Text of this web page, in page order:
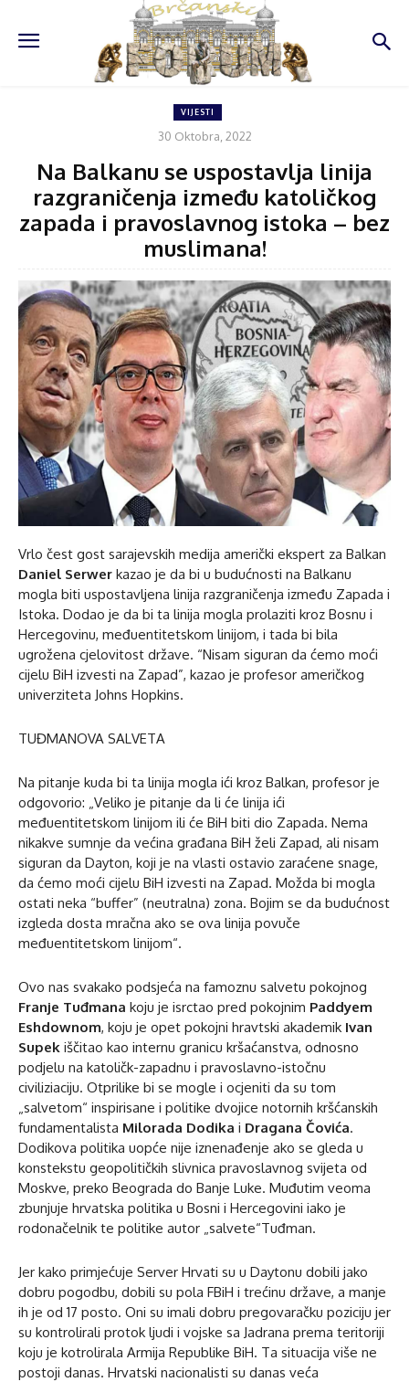
VIJESTI
30 Oktobra, 2022
Na Balkanu se uspostavlja linija
razgraničenja između katoličkog
zapada i pravoslavnog istoka – bez
muslimana!
Vrlo čest gost sarajevskih medija američki ekspert za Balkan
Daniel Serwer kazao je da bi u budućnosti na Balkanu
mogla biti uspostavljena linija razgraničenja između Zapada i
Istoka. Dodao je da bi ta linija mogla prolaziti kroz Bosnu i
Hercegovinu, međuentitetskom linijom, i tada bi bila
ugrožena cjelovitost države. “Nisam siguran da ćemo moći
cijelu BiH izvesti na Zapad”, kazao je profesor američkog
univerziteta Johns Hopkins.
TUĐMANOVA SALVETA
Na pitanje kuda bi ta linija mogla ići kroz Balkan, profesor je
odgovorio: „Veliko je pitanje da li će linija ići
međuentitetskom linijom ili će BiH biti dio Zapada. Nema
nikakve sumnje da većina građana BiH želi Zapad, ali nisam
siguran da Dayton, koji je na vlasti ostavio zaraćene snage,
da ćemo moći cijelu BiH izvesti na Zapad. Možda bi mogla
ostati neka “buffer” (neutralna) zona. Bojim se da budućnost
izgleda dosta mračna ako se ova linija povuče
međuentitetskom linijom“.
Ovo nas svakako podsjeća na famoznu salvetu pokojnog
Franje Tuđmana koju je isrctao pred pokojnim Paddyem
Eshdownom, koju je opet pokojni hravtski akademik Ivan
Supek iščitao kao internu granicu kršaćanstva, odnosno
podjelu na katoličk-zapadnu i pravoslavno-istočnu
civiliziaciju. Otprilike bi se mogle i ocjeniti da su tom
„salvetom“ inspirisane i politike dvojice notornih kršćanskih
fundamentalista Milorada Dodika i Dragana Čovića.
Dodikova politika uopće nije iznenađenje ako se gleda u
konstekstu geopolitičkih slivnica pravoslavnog svijeta od
Moskve, preko Beograda do Banje Luke. Muđutim veoma
zbunjuje hrvatska politika u Bosni i Hercegovini iako je
rodonačelnik te politike autor „salvete“Tuđman.
Jer kako primjećuje Server Hrvati su u Daytonu dobili jako
dobru pogodbu, dobili su pola FBiH i trećinu države, a manje
ih je od 17 posto. Oni su imali dobru pregovaračku poziciju jer
su kontrolirali protok ljudi i vojske sa Jadrana prema teritoriji
koju je kotrolirala Armija Republike BiH. Ta situacija više ne
postoji danas. Hrvatski nacionalisti su danas veća